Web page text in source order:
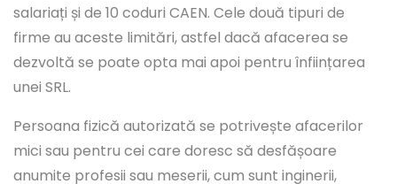
salariați și de 10 coduri CAEN. Cele două tipuri de
firme au aceste limitări, astfel dacă afacerea se
dezvoltă se poate opta mai apoi pentru înființarea
unei SRL.
Persoana fizică autorizată se potrivește afacerilor
mici sau pentru cei care doresc să desfășoare
anumite profesii sau meserii, cum sunt inginerii,